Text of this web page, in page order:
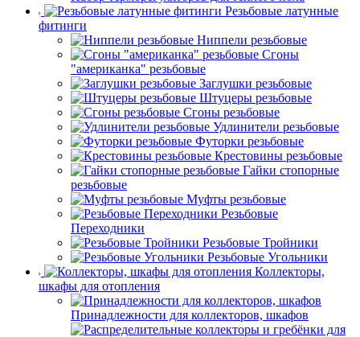
Резьбовые латунные
фитинги
Ниппели резьбовые
Сгоны
"американка" резьбовые
Заглушки резьбовые
Штуцеры резьбовые
Сгоны резьбовые
Удлинители резьбовые
Футорки резьбовые
Крестовины резьбовые
Гайки стопорные
резьбовые
Муфты резьбовые
Резьбовые
Переходники
Резьбовые Тройники
Резьбовые Угольники
Коллекторы,
шкафы для отопления
Принадлежности для коллекторов, шкафов